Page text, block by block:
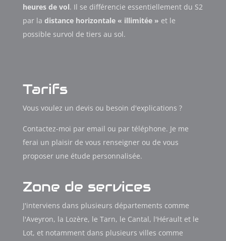
heures de vol. Il se différencie essentiellement du S2
par la distance horizontale « illimitée » et le
possible survol de tiers au sol.
Tarifs
Vous voulez un devis ou besoin d'explications ?
Contactez-moi par email ou par téléphone. Je me
ferai un plaisir de vous renseigner ou de vous
proposer une étude personnalisée.
Zone de services
J'interviens dans plusieurs départements comme
l'Aveyron, la Lozère, le Tarn, le Cantal, l'Hérault et le
Lot, et notamment dans plusieurs villes comme